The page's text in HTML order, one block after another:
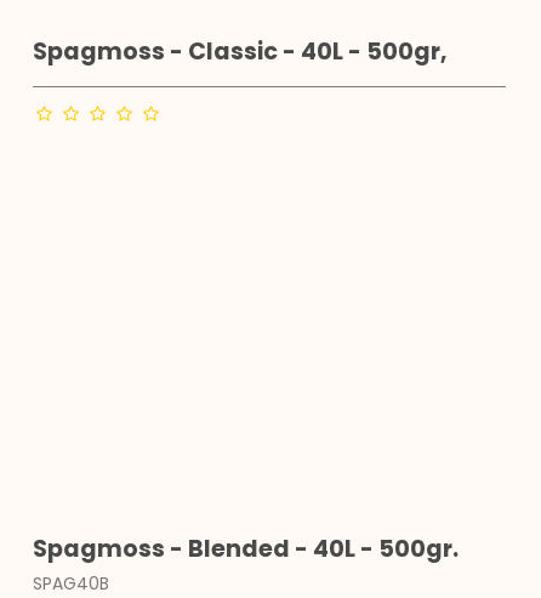
Spagmoss - Classic - 40L - 500gr,
Spagmoss - Blended - 40L - 500gr.
SPAG40B